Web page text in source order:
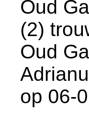
Oud
(2)
Oud
op 06-